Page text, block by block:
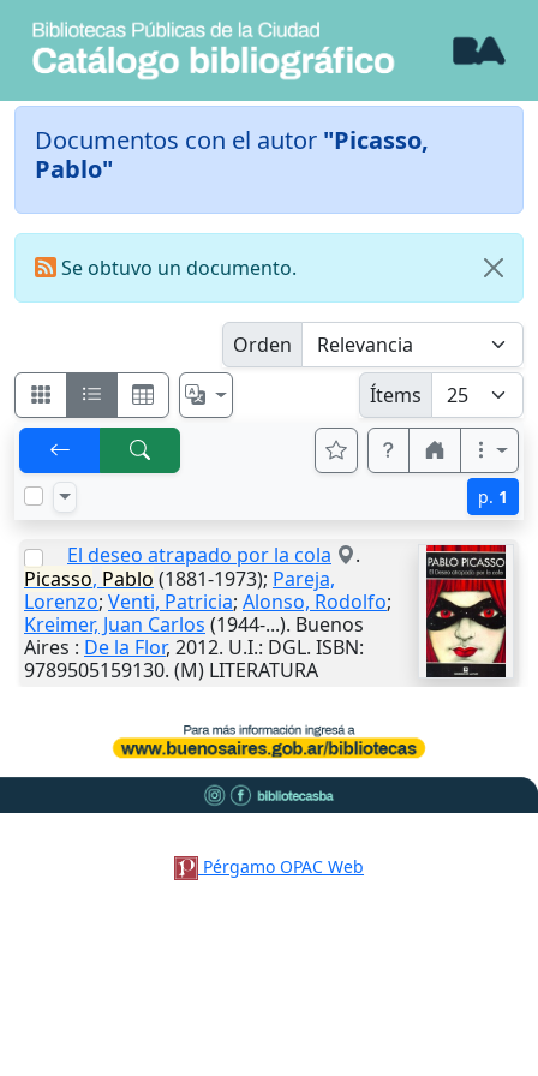
Documentos con el autor "Picasso,
Pablo"
Se obtuvo un documento.
Orden
Ítems
p. 1
El deseo atrapado por la cola
.
Picasso, Pablo (1881-1973); Pareja,
Lorenzo; Venti, Patricia; Alonso, Rodolfo;
Kreimer, Juan Carlos (1944-...). Buenos
Aires : De la Flor, 2012. U.I.: DGL. ISBN:
9789505159130. (M) LITERATURA
Pérgamo OPAC Web